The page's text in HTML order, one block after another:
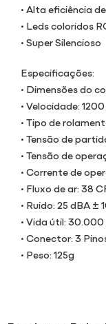
• Alta eficiência
• Leds coloridos
• Super Silencioso
Especificações:
• Dimensões do
• Velocidade:
• Tipo de
• Tensão de
• Tensão de
• Corrente de
• Fluxo de ar: 38
• Ruido: 25 dBA ±
• Vida útil:
• Conector: 3
• Peso: 125g